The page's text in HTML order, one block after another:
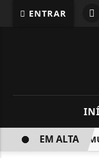
ENTRAR
VEJA COMO
EM ALTA